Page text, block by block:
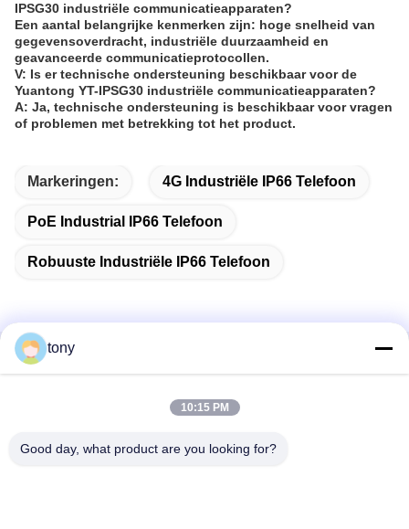
IPSG30 industriële communicatieapparaten?
Een aantal belangrijke kenmerken zijn: hoge snelheid van
gegevensoverdracht, industriële duurzaamheid en
geavanceerde communicatieprotocollen.
V: Is er technische ondersteuning beschikbaar voor de
Yuantong YT-IPSG30 industriële communicatieapparaten?
A: Ja, technische ondersteuning is beschikbaar voor vragen
of problemen met betrekking tot het product.
Markeringen: 4G Industriële IP66 Telefoon
PoE Industrial IP66 Telefoon
Robuuste Industriële IP66 Telefoon
Snel contact
Zhihui Innovation Center, gebouw A, zaal 607, Shenzhen -
tony
10:15 PM
Good day, what product are you looking for?